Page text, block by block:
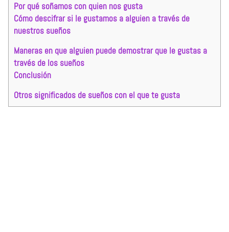
Por qué soñamos con quien nos gusta
Cómo descifrar si le gustamos a alguien a través de
nuestros sueños
Maneras en que alguien puede demostrar que le gustas a
través de los sueños
Conclusión
Otros significados de sueños con el que te gusta